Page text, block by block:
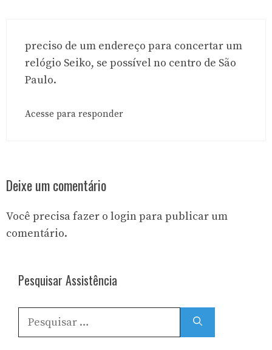
preciso de um endereço para concertar um
relógio Seiko, se possível no centro de São
Paulo.
Acesse para responder
Deixe um comentário
Você precisa fazer o loginpara publicar um
comentário.
Pesquisar Assistência
Pesquisar
por: